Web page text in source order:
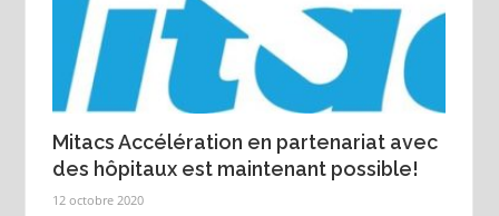
Mitacs Accélération en partenariat avec
des hôpitaux est maintenant possible!
12 octobre 2020